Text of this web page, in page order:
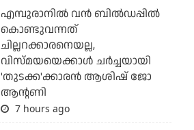
എമ്പുരാനില്‍ വന്‍ ബില്‍ഡപ്പില്‍
കൊണ്ടുവന്നത്
ചില്ലറക്കാരനെയല്ല,
വിസ്മയയെക്കാള്‍ ചര്‍ച്ചയായി
'തുടക്ക'ക്കാരന്‍ ആശിഷ് ജോ
ആന്റണി
7 hours ago